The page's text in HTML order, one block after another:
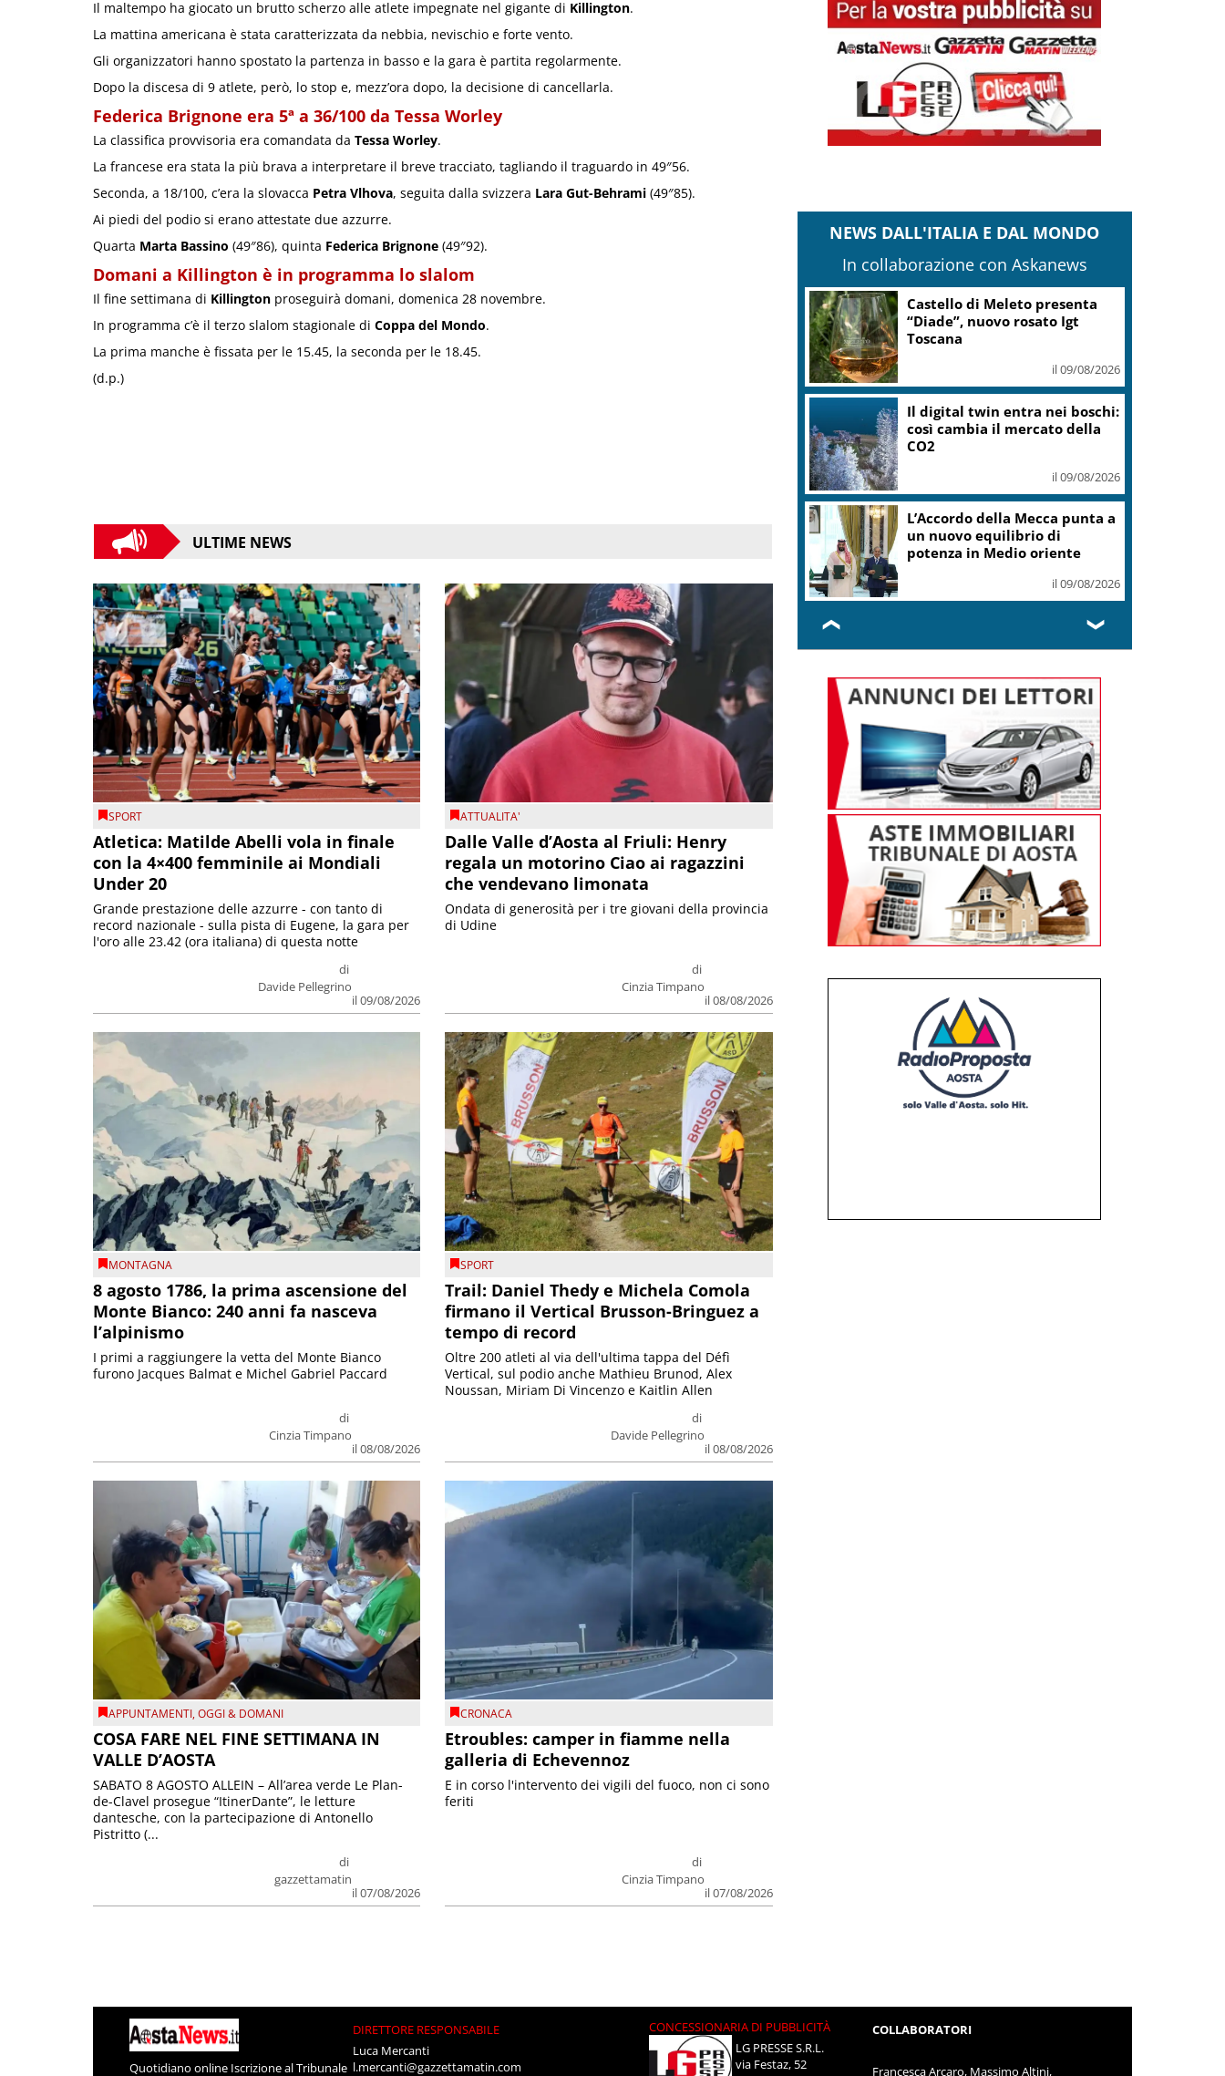
Il maltempo ha giocato un brutto scherzo alle atlete impegnate nel gigante di Killington.
La mattina americana è stata caratterizzata da nebbia, nevischio e forte vento.
Gli organizzatori hanno spostato la partenza in basso e la gara è partita regolarmente.
Dopo la discesa di 9 atlete, però, lo stop e, mezz’ora dopo, la decisione di cancellarla.
Federica Brignone era 5ª a 36/100 da Tessa Worley
La classifica provvisoria era comandata da Tessa Worley.
La francese era stata la più brava a interpretare il breve tracciato, tagliando il traguardo in 49″56.
Seconda, a 18/100, c’era la slovacca Petra Vlhova, seguita dalla svizzera Lara Gut-Behrami (49″85).
Ai piedi del podio si erano attestate due azzurre.
Quarta Marta Bassino (49″86), quinta Federica Brignone (49″92).
Domani a Killington è in programma lo slalom
Il fine settimana di Killington proseguirà domani, domenica 28 novembre.
In programma c’è il terzo slalom stagionale di Coppa del Mondo.
La prima manche è fissata per le 15.45, la seconda per le 18.45.
(d.p.)
ULTIME NEWS
SPORT
Atletica: Matilde Abelli vola in finale
con la 4×400 femminile ai Mondiali
Under 20
di
Davide Pellegrino
il 09/08/2026
Grande prestazione delle azzurre - con tanto di
record nazionale - sulla pista di Eugene, la gara per
l'oro alle 23.42 (ora italiana) di questa notte
ATTUALITA'
Dalle Valle d’Aosta al Friuli: Henry
regala un motorino Ciao ai ragazzini
che vendevano limonata
di
Cinzia Timpano
il 08/08/2026
Ondata di generosità per i tre giovani della provincia
di Udine
MONTAGNA
8 agosto 1786, la prima ascensione del
Monte Bianco: 240 anni fa nasceva
l’alpinismo
di
Cinzia Timpano
il 08/08/2026
I primi a raggiungere la vetta del Monte Bianco
furono Jacques Balmat e Michel Gabriel Paccard
SPORT
Trail: Daniel Thedy e Michela Comola
firmano il Vertical Brusson-Bringuez a
tempo di record
di
Davide Pellegrino
il 08/08/2026
Oltre 200 atleti al via dell'ultima tappa del Défì
Vertical, sul podio anche Mathieu Brunod, Alex
Noussan, Miriam Di Vincenzo e Kaitlin Allen
APPUNTAMENTI,OGGI & DOMANI
COSA FARE NEL FINE SETTIMANA IN
VALLE D’AOSTA
di
gazzettamatin
il 07/08/2026
SABATO 8 AGOSTO ALLEIN – All’area verde Le Plan-
de-Clavel prosegue “ItinerDante”, le letture
dantesche, con la partecipazione di Antonello
Pistritto (...
CRONACA
Etroubles: camper in fiamme nella
galleria di Echevennoz
di
Cinzia Timpano
il 07/08/2026
E in corso l'intervento dei vigili del fuoco, non ci sono
feriti
NEWS DALL'ITALIA E DAL MONDO
In collaborazione con Askanews
Castello di Meleto presenta
“Diade”, nuovo rosato Igt
Toscana
il 09/08/2026
Il digital twin entra nei boschi:
così cambia il mercato della
CO2
il 09/08/2026
L’Accordo della Mecca punta a
un nuovo equilibrio di
potenza in Medio oriente
il 09/08/2026
❮ ❯
Quotidiano online Iscrizione al Tribunale
DIRETTORE RESPONSABILE
Luca Mercanti
l.mercanti@gazzettamatin.com
CONCESSIONARIA DI PUBBLICITÀ
LG PRESSE S.R.L.
via Festaz, 52
COLLABORATORI
Francesca Arcaro, Massimo Altini,